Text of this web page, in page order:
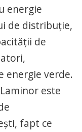
energie
de distribuţie,
de
energie verde.
este
fapt ce